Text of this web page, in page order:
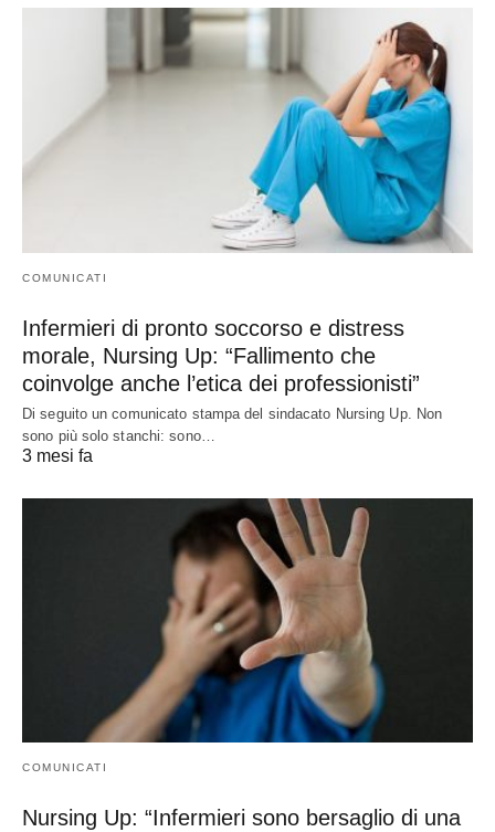
COMUNICATI
Infermieri di pronto soccorso e distress
morale, Nursing Up: “Fallimento che
coinvolge anche l’etica dei professionisti”
Di seguito un comunicato stampa del sindacato Nursing Up. Non
sono più solo stanchi: sono…
3 mesi fa
COMUNICATI
Nursing Up: “Infermieri sono bersaglio di una